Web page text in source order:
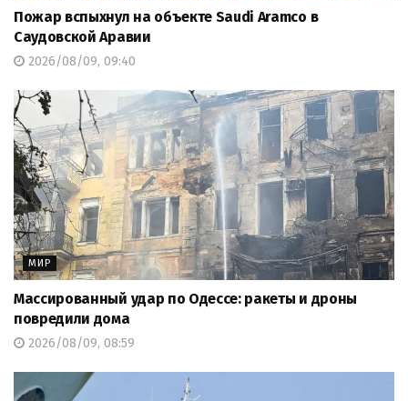
Пожар вспыхнул на объекте Saudi Aramco в
Саудовской Аравии
2026/08/09, 09:40
МИР
Массированный удар по Одессе: ракеты и дроны
повредили дома
2026/08/09, 08:59